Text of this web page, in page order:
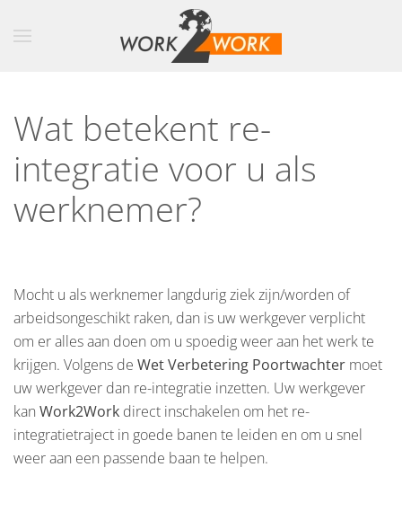
Skip to main content
Wat betekent re-
integratie voor u als
werknemer?
Mocht u als werknemer langdurig ziek zijn/worden of
arbeidsongeschikt raken, dan is uw werkgever verplicht
om er alles aan doen om u spoedig weer aan het werk te
krijgen. Volgens de Wet Verbetering Poortwachter moet
uw werkgever dan re-integratie inzetten. Uw werkgever
kan Work2Work direct inschakelen om het re-
integratietraject in goede banen te leiden en om u snel
weer aan een passende baan te helpen.